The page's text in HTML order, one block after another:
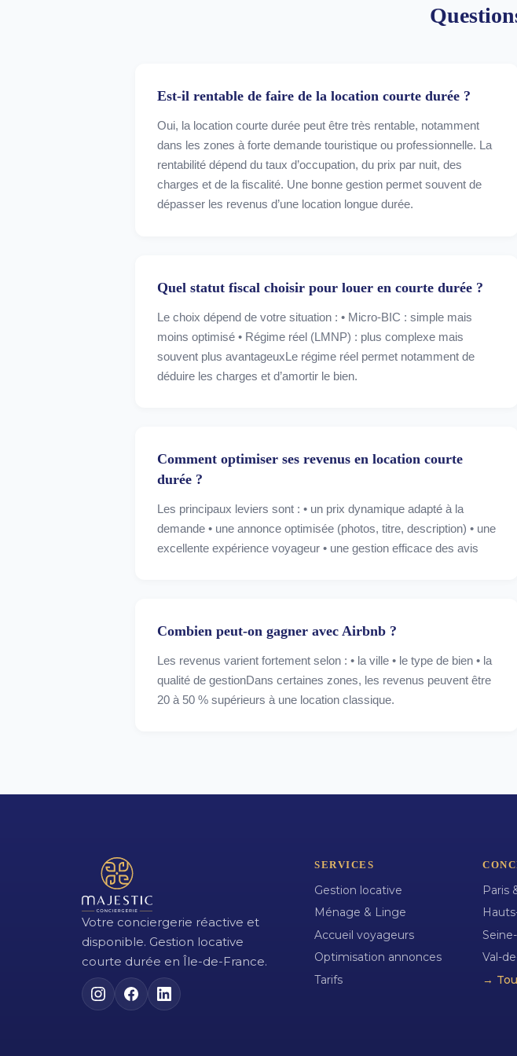
Est-il rentable de faire de la location courte durée ?
Oui, la location courte durée peut être très rentable, notamment
dans les zones à forte demande touristique ou professionnelle. La
rentabilité dépend du taux d’occupation, du prix par nuit, des
charges et de la fiscalité. Une bonne gestion permet souvent de
dépasser les revenus d’une location longue durée.
Quel statut fiscal choisir pour louer en courte durée ?
Le choix dépend de votre situation : • Micro-BIC : simple mais
moins optimisé • Régime réel (LMNP) : plus complexe mais
souvent plus avantageuxLe régime réel permet notamment de
déduire les charges et d’amortir le bien.
Comment optimiser ses revenus en location courte
durée ?
Les principaux leviers sont : • un prix dynamique adapté à la
demande • une annonce optimisée (photos, titre, description) • une
excellente expérience voyageur • une gestion efficace des avis
Combien peut-on gagner avec Airbnb ?
Les revenus varient fortement selon : • la ville • le type de bien • la
qualité de gestionDans certaines zones, les revenus peuvent être
20 à 50 % supérieurs à une location classique.
Votre conciergerie réactive et
disponible. Gestion locative
courte durée en Île-de-France.
SERVICES
Gestion locative
Ménage & Linge
Accueil voyageurs
Optimisation annonces
Tarifs
Paris
Val-
→